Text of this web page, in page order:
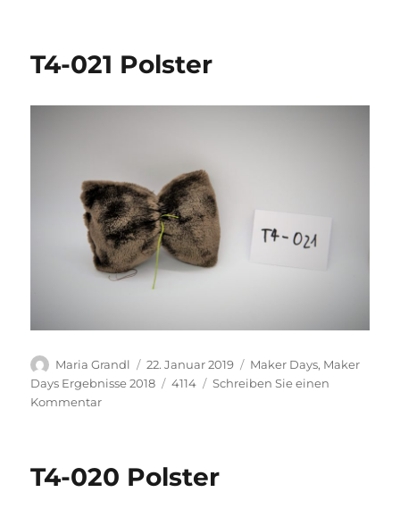
T4-021 Polster
Autor
Maria Grandl
Veröffentlicht
am
22. Januar 2019 Kategorien
Maker Days, Maker
Days Ergebnisse 2018
Schlagwörter
4114
Schreiben Sie einen
Kommentarzu
T4-020 Polster